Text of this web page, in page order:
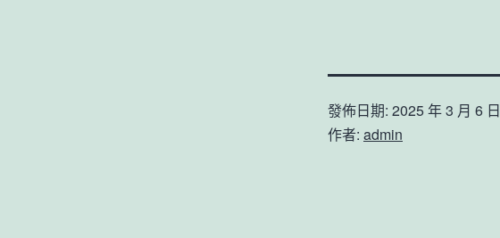
發佈日期: 2025 年 3 月 6 日
作者: admin